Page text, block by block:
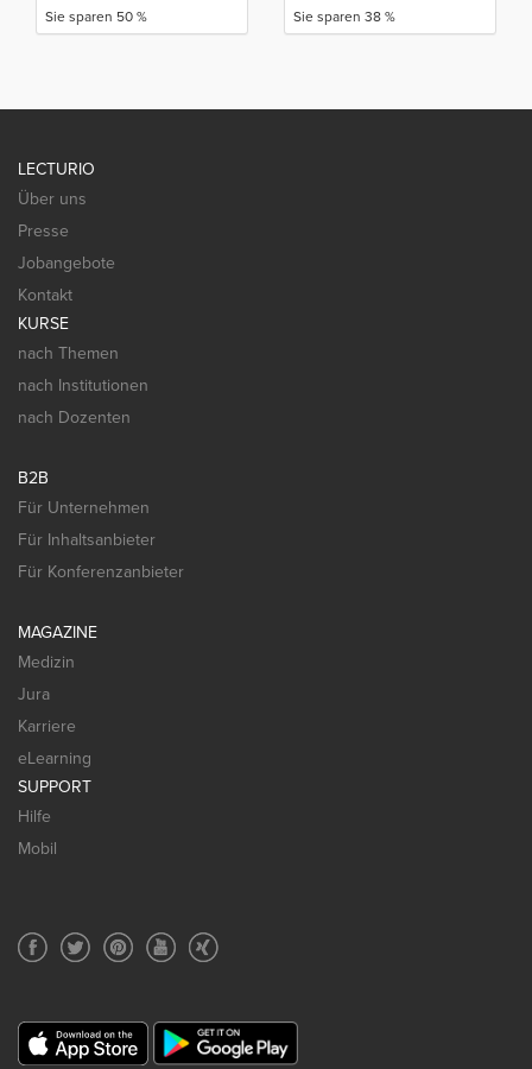
Sie sparen 50 % Sie sparen 38 %
LECTURIO
Über uns
Presse
Jobangebote
Kontakt
KURSE
nach Themen
nach Institutionen
nach Dozenten
B2B
Für Unternehmen
Für Inhaltsanbieter
Für Konferenzanbieter
MAGAZINE
Medizin
Jura
Karriere
eLearning
SUPPORT
Hilfe
Mobil